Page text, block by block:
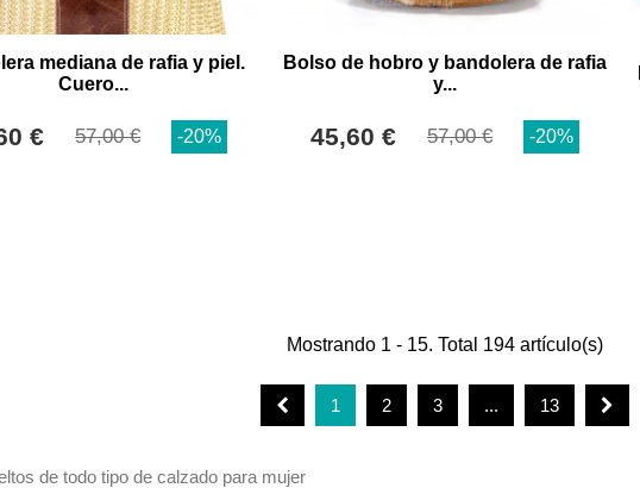
mediana de rafia y piel.
Cuero...
€ 57,00 € -20%
Bolso de hobro y bandolera de rafia
y...
45,60 € 57,00 € -20%
Mostrando 1 - 15. Total 194 artículo(s)
1 2 3 ... 13
de todo tipo de calzado para mujer